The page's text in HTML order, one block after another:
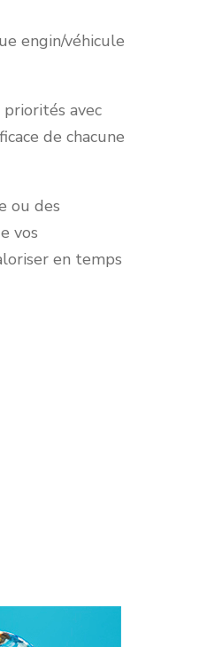
engin/véhicule
avec
de chacune
ou des
vos
en temps